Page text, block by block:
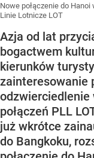
Nowe połączenie do
Linie Lotnicze LOT
Azja od lat
bogactwem
kierunków
zainteresowanie
odzwierciedlenie
połączeń PLL
już wkrótce
do Bangkoku,